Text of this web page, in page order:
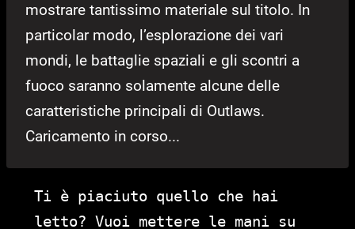
mostrare tantissimo materiale sul titolo. In
particolar modo, l’esplorazione dei vari
mondi, le battaglie spaziali e gli scontri a
fuoco saranno solamente alcune delle
caratteristiche principali di Outlaws.
Caricamento in corso...
Ti è piaciuto quello che hai
letto? Vuoi mettere le mani su